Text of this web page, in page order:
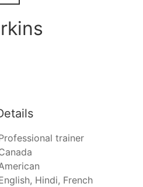
trainer
Hindi, French